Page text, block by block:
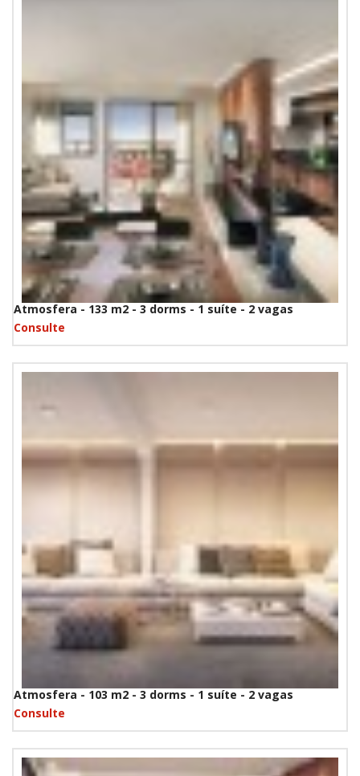
Atmosfera - 133 m2 - 3 dorms - 1 suíte - 2 vagas
Consulte
Atmosfera - 103 m2 - 3 dorms - 1 suíte - 2 vagas
Consulte